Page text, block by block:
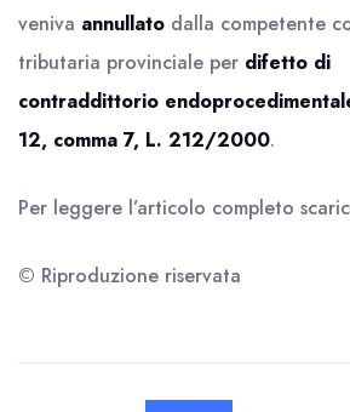
veniva annullato dalla competente
tributaria provinciale per difetto di
contraddittorio
12, comma 7, L. 212/2000.
Per leggere l’articolo completo
© Riproduzione riservata